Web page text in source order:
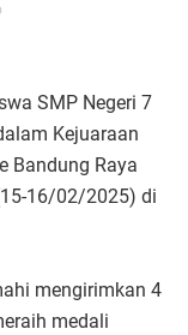
SMP Negeri 7
Kejuaraan
Bandung Raya
16/02/2025) di
mengirimkan 4
medali